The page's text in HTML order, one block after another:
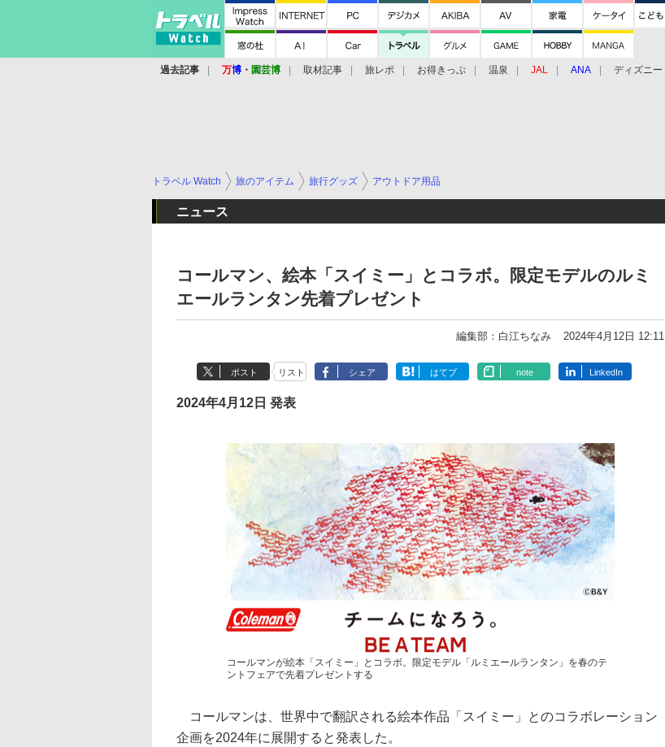
過去記事 万博 ・ 園芸博 取材記事 旅レポ お得きっぷ 温泉 JAL ANA ディズニー
トラベル Watch 旅のアイテム 旅行グッズ アウトドア用品
ニュース
コールマン、絵本「スイミー」とコラボ。限定モデルのルミ
エールランタン先着プレゼント
編集部：白江ちなみ 2024年4月12日 12:11
ポスト リスト シェア はてブ note LinkedIn
2024年4月12日 発表
コールマンが絵本「スイミー」とコラボ。限定モデル「ルミエールランタン」を春のテ
ントフェアで先着プレゼントする
コールマンは、世界中で翻訳される絵本作品「スイミー」とのコラボレーション
企画を2024年に展開すると発表した。